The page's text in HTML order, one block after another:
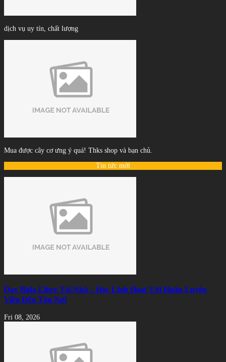
dịch vụ uy tín, chất lượng
Mua được cây cơ ưng ý quá! Thks shop và bạn chủ.
Tin tức mới
Dạy Bida Libre Tại Nhà – Học Linh Hoạt Với Huấn Luyện
Viên Đến Tận Nơi
Fri 08, 2026